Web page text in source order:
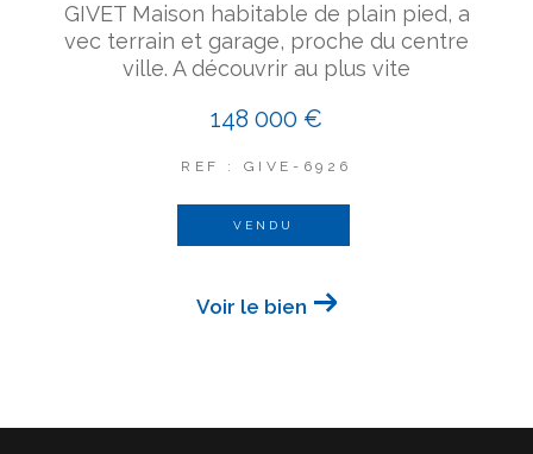
GIVET Maison habitable de plain pied, a
vec terrain et garage, proche du centre
ville. A découvrir au plus vite
148 000 €
REF : GIVE-6926
VENDU
Voir le bien